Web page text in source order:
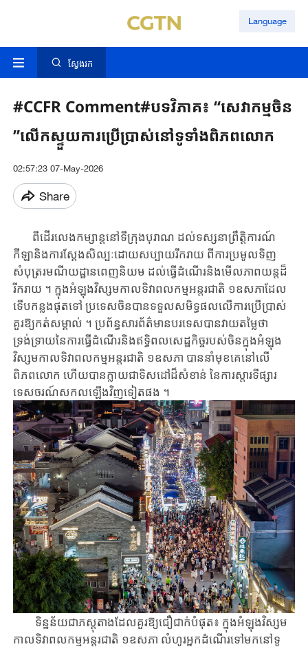
Language
ស្វែងរក
#CCFR​ Comment#​បទវិភាគ៖​ “សេវាកម្ម​ចិន​
”លើក​ស្ទួយ​ការ​ប្រើប្រាស់​នៅទូទាំង​ពិភពលោក​
02:57:23 07-May-2026
Share
ពី​ដើរ​លេង​កម្សាន្ត​នៅទីក្រុង​បុរាណ ដល់​ទស្សនាព្រឹត្តិការណ៍
កីឡា​និង​ការ​ស្តែងសិល្បៈ​ដោយ​សប្បាយ​រីក​រាយ ពីការ​ប្រមូល​ទិញ
សំបុត្រ​រមណីយដ្ឋានពេញនិយម ដល់ធ្វើ​ដំណើរ​និង​​មើលភាពយន្តដ៏
រីករាយ​ ។ ក្នុង​អំឡុងវិស្សមកាលទិវាពលកម្មអន្តរជាតិ ១ឧសភាដែល​
ទើប​កន្លងផុត​ទៅ ប្រទេស​ចិន​បាន​ទទួល​សមិទ្ធផល​លើការ​ប្រើប្រាស់​
គួរ​ឱ្យ​កត់សម្គាល់​ ។ ប្រព័ន្ធសារព័ត៌មាន​បរទេស​បាន​វាយ​តម្លៃ​ថា
ទ្រង់ទ្រាយនៃ​ការធ្វើដំណើរនិង​ឥទ្ធិពល​សេដ្ឋកិច្ច​របស់​ចិន​ក្នុង​​អំឡុង
វិស្សមកាលទិវាពលកម្មអន្តរជាតិ ១ឧសភា បាន​នាំ​មុខ​គេ​នៅលើ​
ពិភពលោក​ ហើយ​បាន​ក្លាយជា​ទិសដៅដ៏សំខាន់ ​នៃ​ការ​ស្តារទីផ្សារ​
ទេសចរណ៍​សកល​ឡើង​វិញ​ទៀត​ផង ។
ទិន្នន័យ​ជា​ភស្តុតាងដែលគួរឱ្យជឿជាក់បំផុត៖ ក្នុង​​អំឡុងវិស្សម
កាលទិវាពលកម្មអន្តរជាតិ ១ឧសភា លំហូរអ្នកដំណើរទៅមកនៅទូ